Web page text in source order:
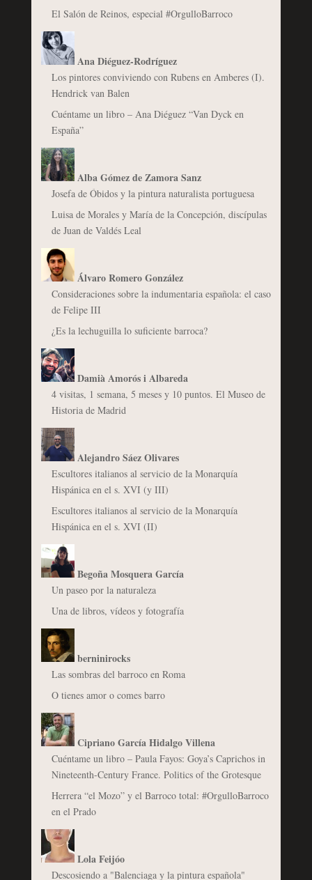
El Salón de Reinos, especial #OrgulloBarroco
Ana Diéguez-Rodríguez
Los pintores conviviendo con Rubens en Amberes (I).
Hendrick van Balen
Cuéntame un libro – Ana Diéguez “Van Dyck en
España”
Alba Gómez de Zamora Sanz
Josefa de Óbidos y la pintura naturalista portuguesa
Luisa de Morales y María de la Concepción, discípulas
de Juan de Valdés Leal
Álvaro Romero González
Consideraciones sobre la indumentaria española: el caso
de Felipe III
¿Es la lechuguilla lo suficiente barroca?
Damià Amorós i Albareda
4 visitas, 1 semana, 5 meses y 10 puntos. El Museo de
Historia de Madrid
Alejandro Sáez Olivares
Escultores italianos al servicio de la Monarquía
Hispánica en el s. XVI (y III)
Escultores italianos al servicio de la Monarquía
Hispánica en el s. XVI (II)
Begoña Mosquera García
Un paseo por la naturaleza
Una de libros, vídeos y fotografía
berninirocks
Las sombras del barroco en Roma
O tienes amor o comes barro
Cipriano García Hidalgo Villena
Cuéntame un libro – Paula Fayos: Goya’s Caprichos in
Nineteenth-Century France. Politics of the Grotesque
Herrera “el Mozo” y el Barroco total: #OrgulloBarroco
en el Prado
Lola Feijóo
Descosiendo a "Balenciaga y la pintura española"